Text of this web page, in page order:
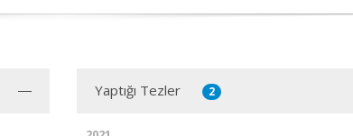
Yaptığı Tezler 2